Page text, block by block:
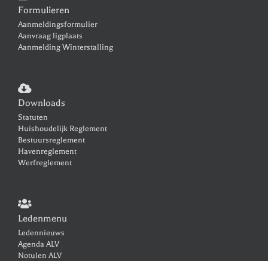
Formulieren
Aanmeldingsformulier
Aanvraag ligplaats
Aanmelding Winterstalling
Downloads
Statuten
Huishoudelijk Reglement
Bestuursreglement
Havenreglement
Werfreglement
Ledenmenu
Ledennieuws
Agenda ALV
Notulen ALV